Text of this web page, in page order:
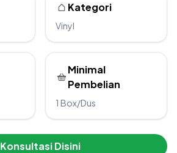
Kategori
Vinyl
Minimal
Pembelian
1 Box/Dus
Konsultasi Disini